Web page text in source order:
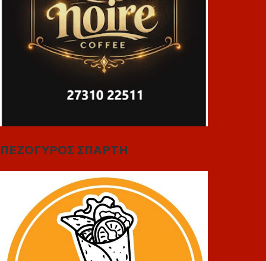
ΠΕΖΟΓΥΡΟΣ ΣΠΑΡΤΗ